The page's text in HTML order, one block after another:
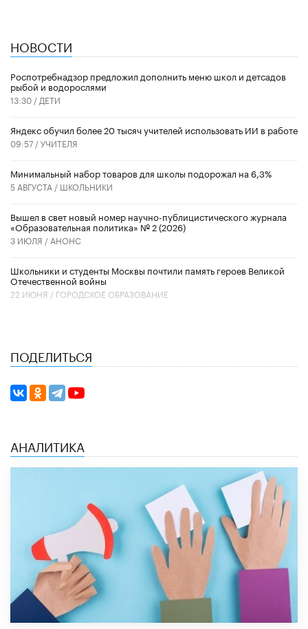
НОВОСТИ
Роспотребнадзор предложил дополнить меню школ и детсадов
рыбой и водорослями
13:30 / ДЕТИ
​Яндекс обучил более 20 тысяч учителей использовать ИИ в работе
09:57 /УЧИТЕЛЯ
Минимальный набор товаров для школы подорожал на 6,3%
5 АВГУСТА / ШКОЛЬНИКИ
Вышел в свет новый номер научно-публицистического журнала
«Образовательная политика» № 2 (2026)
3 ИЮЛЯ / АНОНС
Школьники и студенты Москвы почтили память героев Великой
Отечественной войны
22 ИЮНЯ / ГОРОДСКОЕ ОБРАЗОВАНИЕ
ПОДЕЛИТЬСЯ
АНАЛИТИКА